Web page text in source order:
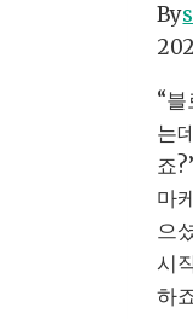
By
“
는
죠
마
으
시
하